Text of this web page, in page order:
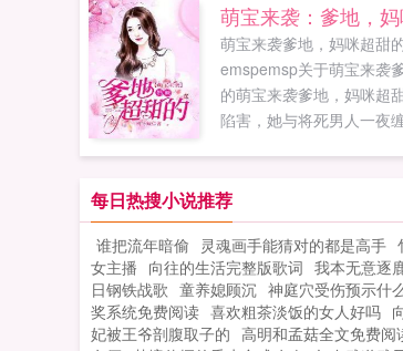
以获得诸天强大人物的模
了顶上战争时期的白胡子
气和震震果实的能力。九
木叶忍者闻风丧胆的尾兽
拳将尾兽玉震碎！ps简介
文，不走原著剧情，会大
别忘记分享给朋友...
萌宝来袭：爹地，
萌宝来袭爹地，妈咪超甜
emspemsp关于萌宝来袭
的萌宝来袭爹地，妈咪超
陷害，她与将死男人一夜
可说好互不侵犯的，你怎
呢？某总裁，乖，女儿怕
紧点。...
每日热搜小说推荐
谁把流年暗偷 灵魂画手能猜对的都是高手
女主播 向往的生活完整版歌词 我本无意逐
日钢铁战歌 童养媳顾沉 神庭穴受伤预示什
奖系统免费阅读 喜欢粗茶淡饭的女人好吗
妃被王爷剖腹取子的 高明和孟菇全文免费阅